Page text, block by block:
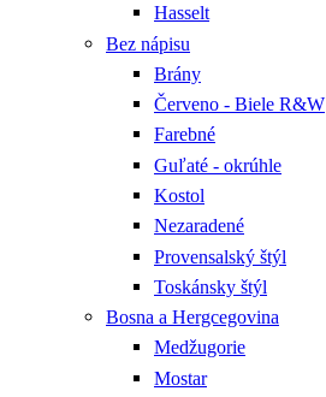
Hasselt
Bez nápisu
Brány
Červeno - Biele R&W
Farebné
Guľaté - okrúhle
Kostol
Nezaradené
Provensalský štýl
Toskánsky štýl
Bosna a Hergcegovina
Medžugorie
Mostar